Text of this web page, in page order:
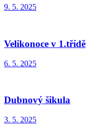
9. 5. 2025
Velikonoce v 1.třídě
6. 5. 2025
Dubnový šikula
3. 5. 2025